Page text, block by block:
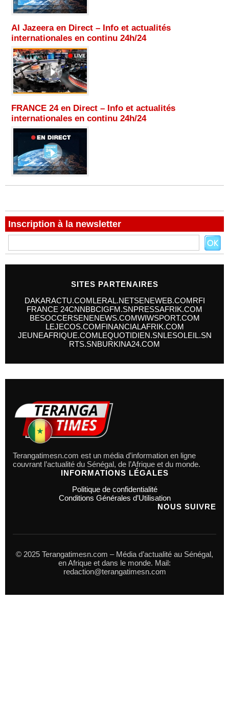
Al Jazeera en Direct – Info et actualités
internationales en continu 24h/24
FRANCE 24 en Direct – Info et actualités
internationales en continu 24h/24
Inscription à la newsletter
SITES PARTENAIRES
DAKARACTU.COMLERAL.NETSENEWEB.COMRFI
FRANCE 24CNNBBCIGFM.SNPRESSAFRIK.COM
BESOCCERSENENEWS.COMWIWSPORT.COM
LEJECOS.COMFINANCIALAFRIK.COM
JEUNEAFRIQUE.COMLEQUOTIDIEN.SNLESOLEIL.SN
RTS.SNBURKINA24.COM
Terangatimesn.com est un média d’information en ligne
couvrant l’actualité du Sénégal, de l’Afrique et du monde.
INFORMATIONS LÉGALES
Politique de confidentialité
Conditions Générales d’Utilisation
NOUS SUIVRE
© 2025 Terangatimesn.com – Média d’actualité au Sénégal,
en Afrique et dans le monde. Mail:
redaction@terangatimesn.com